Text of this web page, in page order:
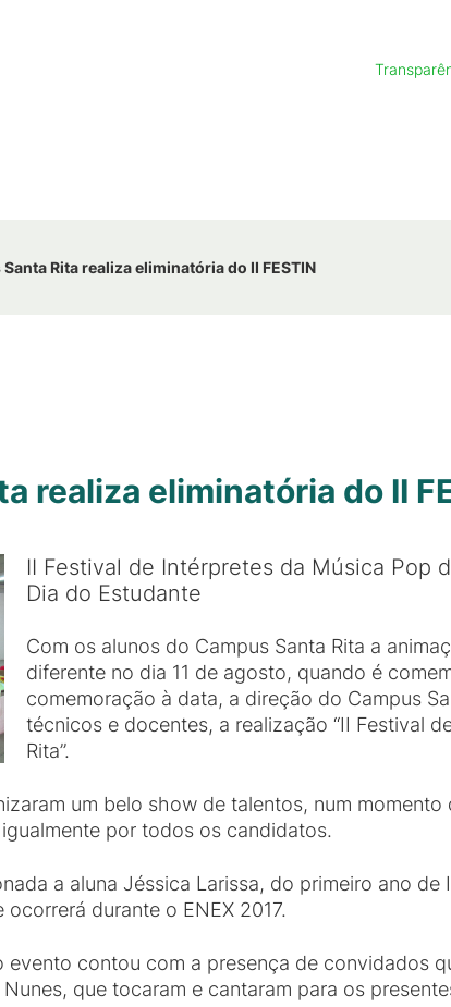
Rita realiza eliminatória do II FESTIN
realiza eliminatória do II
II Festival de Intérpretes da Música Pop
Dia do Estudante
Com os alunos do Campus Santa Rita a
diferente no dia 11 de agosto, quando é
comemoração à data, a direção do Campus
técnicos e docentes, a realização “II Festival
Rita”.
um belo show de talentos, num
por todos os candidatos.
a aluna Jéssica Larissa, do primeiro ano
ocorrerá durante o ENEX 2017.
evento contou com a presença de convidados
que tocaram e cantaram para os